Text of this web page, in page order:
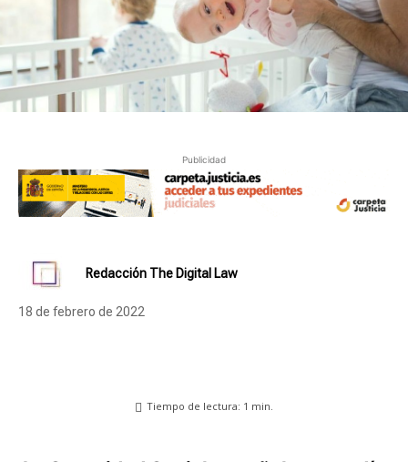
Publicidad
Redacción The Digital Law
18 de febrero de 2022
Tiempo de lectura: 1 min.